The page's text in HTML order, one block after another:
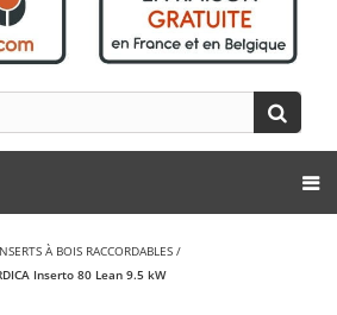
À BOIS RACCORDABLES /
Inserto 80 Lean 9.5 kW